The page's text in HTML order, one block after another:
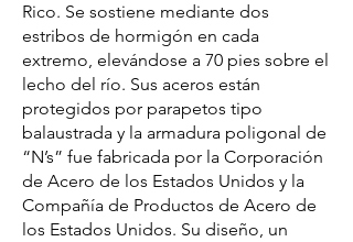
Rico. Se sostiene mediante dos
estribos de hormigón en cada
extremo, elevándose a 70 pies sobre el
lecho del río. Sus aceros están
protegidos por parapetos tipo
balaustrada y la armadura poligonal de
“N’s” fue fabricada por la Corporación
de Acero de los Estados Unidos y la
Compañía de Productos de Acero de
los Estados Unidos. Su diseño, un